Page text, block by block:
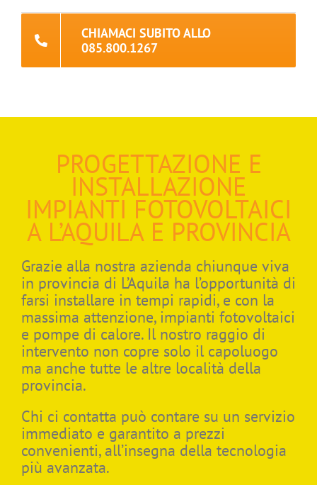
CHIAMACI SUBITO ALLO
085.800.1267
PROGETTAZIONE E
INSTALLAZIONE
IMPIANTI FOTOVOLTAICI
A L’AQUILA E PROVINCIA
Grazie alla nostra azienda chiunque viva
in provincia di L’Aquila ha l’opportunità di
farsi installare in tempi rapidi, e con la
massima attenzione, impianti fotovoltaici
e pompe di calore. Il nostro raggio di
intervento non copre solo il capoluogo
ma anche tutte le altre località della
provincia.
Chi ci contatta può contare su un servizio
immediato e garantito a prezzi
convenienti, all’insegna della tecnologia
più avanzata.